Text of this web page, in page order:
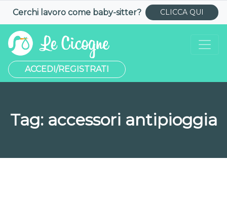
Cerchi lavoro come baby-sitter? CLICCA QUI
ACCEDI/REGISTRATI
Tag: accessori antipioggia